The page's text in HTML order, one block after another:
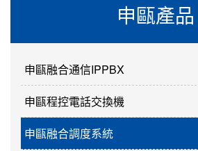
申甌產品
申甌融合通信IPPBX
申甌程控電話交換機
申甌融合調度系統